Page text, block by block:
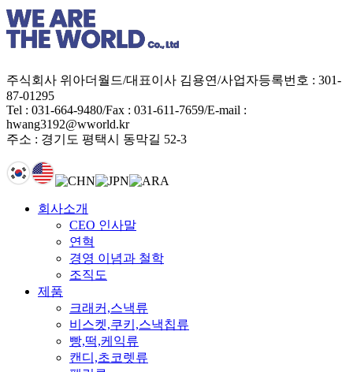
주식회사 위아더월드/대표이사 김용연/사업자등록번호 : 301-
87-01295
Tel : 031-664-9480/Fax : 031-611-7659/E-mail :
hwang3192@wworld.kr
주소 : 경기도 평택시 동막길 52-3
회사소개
CEO 인사말
연혁
경영 이념과 철학
조직도
제품
크래커,스낵류
비스켓,쿠키,스낵칩류
빵,떡,케익류
캔디,초코렛류